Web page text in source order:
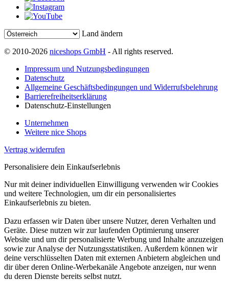
Land ändern
© 2010-2026 niceshops GmbH - All rights reserved.
Impressum und Nutzungsbedingungen
Datenschutz
Allgemeine Geschäftsbedingungen und Widerrufsbelehrung
Barrierefreiheitserklärung
Datenschutz-Einstellungen
Unternehmen
Weitere nice Shops
Vertrag widerrufen
Personalisiere dein Einkaufserlebnis
Nur mit deiner individuellen Einwilligung verwenden wir Cookies
und weitere Technologien, um dir ein personalisiertes
Einkaufserlebnis zu bieten.
Dazu erfassen wir Daten über unsere Nutzer, deren Verhalten und
Geräte. Diese nutzen wir zur laufenden Optimierung unserer
Website und um dir personalisierte Werbung und Inhalte anzuzeigen
sowie zur Analyse der Nutzungsstatistiken. Außerdem können wir
deine verschlüsselten Daten mit externen Anbietern abgleichen und
dir über deren Online-Werbekanäle Angebote anzeigen, nur wenn
du deren Dienste bereits selbst nutzt.